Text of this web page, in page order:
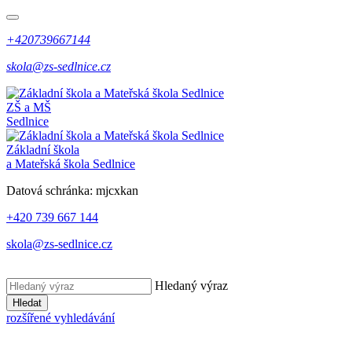
+420739667144
skola@zs-sedlnice.cz
ZŠ a MŠ
Sedlnice
Základní škola
a Mateřská škola Sedlnice
Datová schránka: mjcxkan
+420 739 667 144
skola@zs-sedlnice.cz
Hledaný výraz
Hledat
rozšířené vyhledávání